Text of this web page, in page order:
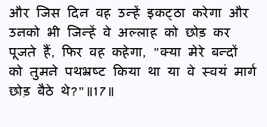
और जिस दिन वह उन्हें इकट्ठा करेगा और
उनको भी जिन्हें वे अल्लाह को छोड़ कर
पूजते हैं, फिर वह कहेगा, "क्या मेरे बन्दों
को तुमने पथभ्रष्‍ट किया था या वे स्वयं मार्ग
छोड़ बैठे थे?"॥17॥